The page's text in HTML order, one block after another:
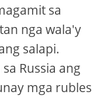
sa
nga wala'y
salapi.
Russia ang
mga rubles